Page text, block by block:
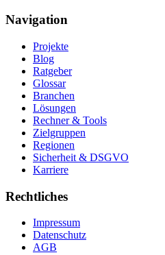
Navigation
Projekte
Blog
Ratgeber
Glossar
Branchen
Lösungen
Rechner & Tools
Zielgruppen
Regionen
Sicherheit & DSGVO
Karriere
Rechtliches
Impressum
Datenschutz
AGB